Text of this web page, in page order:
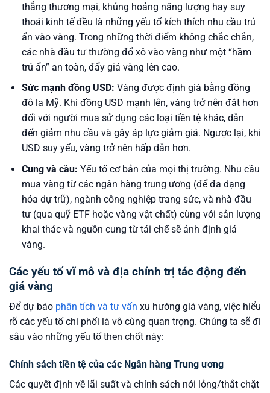
thẳng thương mại, khủng hoảng năng lượng hay suy
thoái kinh tế đều là những yếu tố kích thích nhu cầu trú
ẩn vào vàng. Trong những thời điểm không chắc chắn,
các nhà đầu tư thường đổ xô vào vàng như một “hầm
trú ẩn” an toàn, đẩy giá vàng lên cao.
Sức mạnh đồng USD: Vàng được định giá bằng đồng
đô la Mỹ. Khi đồng USD mạnh lên, vàng trở nên đắt hơn
đối với người mua sử dụng các loại tiền tệ khác, dẫn
đến giảm nhu cầu và gây áp lực giảm giá. Ngược lại, khi
USD suy yếu, vàng trở nên hấp dẫn hơn.
Cung và cầu: Yếu tố cơ bản của mọi thị trường. Nhu cầu
mua vàng từ các ngân hàng trung ương (để đa dạng
hóa dự trữ), ngành công nghiệp trang sức, và nhà đầu
tư (qua quỹ ETF hoặc vàng vật chất) cùng với sản lượng
khai thác và nguồn cung từ tái chế sẽ ảnh định giá
vàng.
Các yếu tố vĩ mô và địa chính trị tác động đến
giá vàng
Để dự báo phân tích và tư vấn xu hướng giá vàng, việc hiểu
rõ các yếu tố chi phối là vô cùng quan trọng. Chúng ta sẽ đi
sâu vào những yếu tố then chốt này:
Chính sách tiền tệ của các Ngân hàng Trung ương
Các quyết định về lãi suất và chính sách nới lỏng/thắt chặt